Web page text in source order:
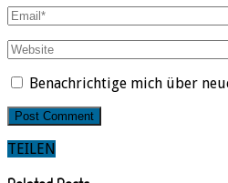
Benachrichtige mich über
TEILEN